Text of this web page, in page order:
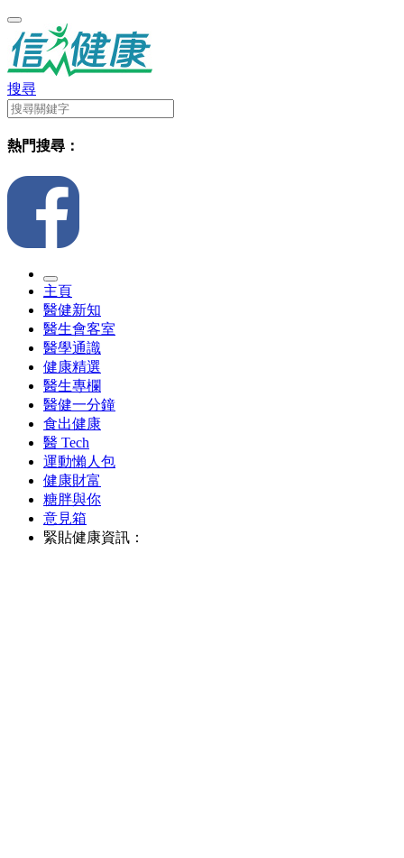
搜尋
熱門搜尋：
主頁
醫健新知
醫生會客室
醫學通識
健康精選
醫生專欄
醫健一分鐘
食出健康
醫 Tech
運動懶人包
健康財富
糖胖與你
意見箱
緊貼健康資訊：